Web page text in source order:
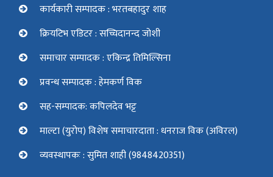
कार्यकारी सम्पादक : भरतबहादुर शाह
क्रियटिभ एडिटर : सच्चिदानन्द जोशी
समाचार सम्पादक : एकिन्द्र तिमिल्सिना
प्रवन्ध सम्पादक : हेमकर्ण विक
सह-सम्पादक: कपिलदेव भट्ट
माल्टा (युरोप) विशेष समाचारदाता : धनराज विक (अविरल)
व्यवस्थापकः : सुमित शाही (9848420351)